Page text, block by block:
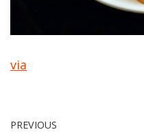
via
PREVIOUS